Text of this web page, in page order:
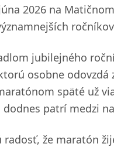
2026 na
jubilejného
osobne odovzdá
späté už
dodnes patrí medzi
radosť, že maratón